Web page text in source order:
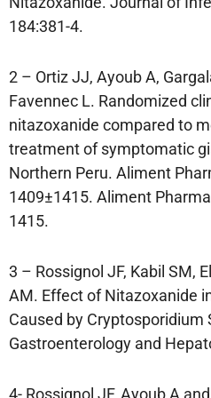
184:381-4.
2 – Ortiz JJ, Ayoub A,
Favennec L. Randomized
nitazoxanide compared to
treatment of symptomatic
Northern Peru. Aliment
1409±1415. Aliment
1415.
3 – Rossignol JF, Kabil SM,
AM. Effect of Nitazoxanide
Caused by Cryptosporidium
Gastroenterology and